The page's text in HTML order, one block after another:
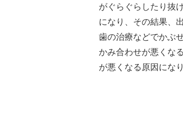
がぐらぐらしたり抜
になり、その結果、
歯の治療などでかぶ
かみ合わせが悪くな
が悪くなる原因になり